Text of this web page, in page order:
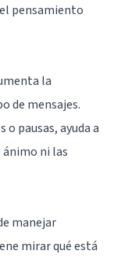
pensamiento
la
de mensajes.
pausas, ayuda a
ni las
manejar
mirar qué está